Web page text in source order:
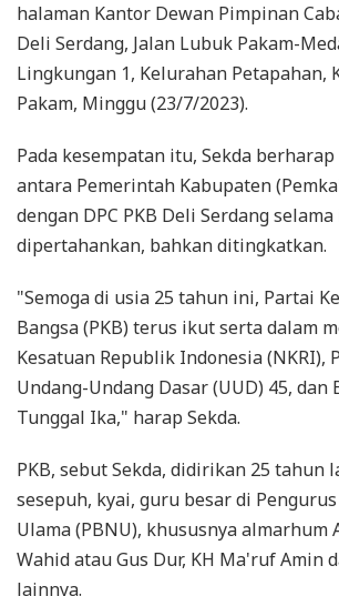
halaman Kantor Dewan Pimpinan
Deli Serdang, Jalan Lubuk Pakam-
Lingkungan 1, Kelurahan Petapahan,
Pakam, Minggu (23/7/2023).
Pada kesempatan itu, Sekda
antara Pemerintah Kabupaten
dengan DPC PKB Deli Serdang
dipertahankan, bahkan ditingkatkan.
"Semoga di usia 25 tahun ini, Partai
Bangsa (PKB) terus ikut serta dalam
Kesatuan Republik Indonesia (NKRI),
Undang-Undang Dasar (UUD) 45, dan
Tunggal Ika," harap Sekda.
PKB, sebut Sekda, didirikan 25 tahun
sesepuh, kyai, guru besar di
Ulama (PBNU), khususnya almarhum
Wahid atau Gus Dur, KH Ma'ruf Amin
lainnya.